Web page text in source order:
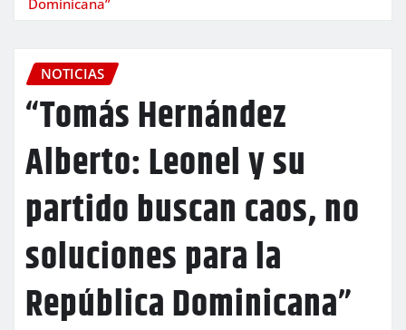
NOTICIAS
“Tomás Hernández
Alberto: Leonel y su
partido buscan caos, no
soluciones para la
República Dominicana”